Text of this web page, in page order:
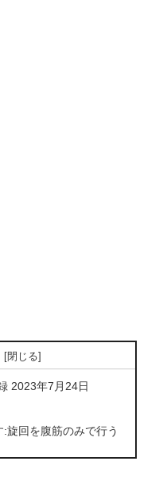
2023年7月24日
旋回を腹筋のみで行う